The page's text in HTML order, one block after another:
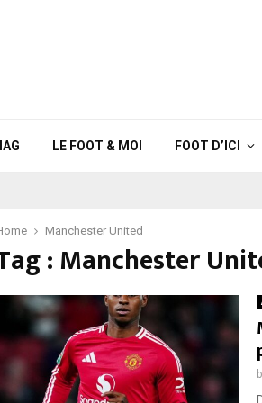
LE FOOT & MOI FOOT D’ICI
Manchester United
: Manchester